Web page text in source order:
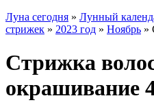
Луна сегодня » Лунный
стрижек » 2023 год » Ноябрь »
Стрижка
окрашивание